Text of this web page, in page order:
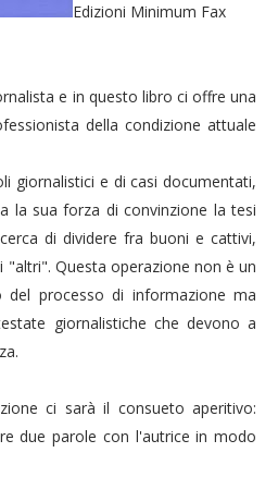
Edizioni Minimum Fax
e in questo libro ci offre una
della condizione attuale
giornalistici e di casi documentati,
la sua forza di convinzione la tesi
di dividere fra buoni e cattivi,
Questa operazione non è un
processo di informazione ma
giornalistiche che devono a
ci sarà il consueto aperitivo:
due parole con l'autrice in modo